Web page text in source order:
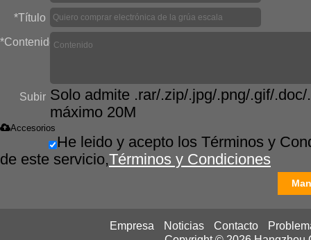
*Título
*Contenido
Subir Solo admite .rar/.zip/.jpg/.png/.gif/
máximo 20M
Accesorios
He leido y acepto los Términos y
de este servicio,Términos y Condiciones
Empresa Noticias Contacto